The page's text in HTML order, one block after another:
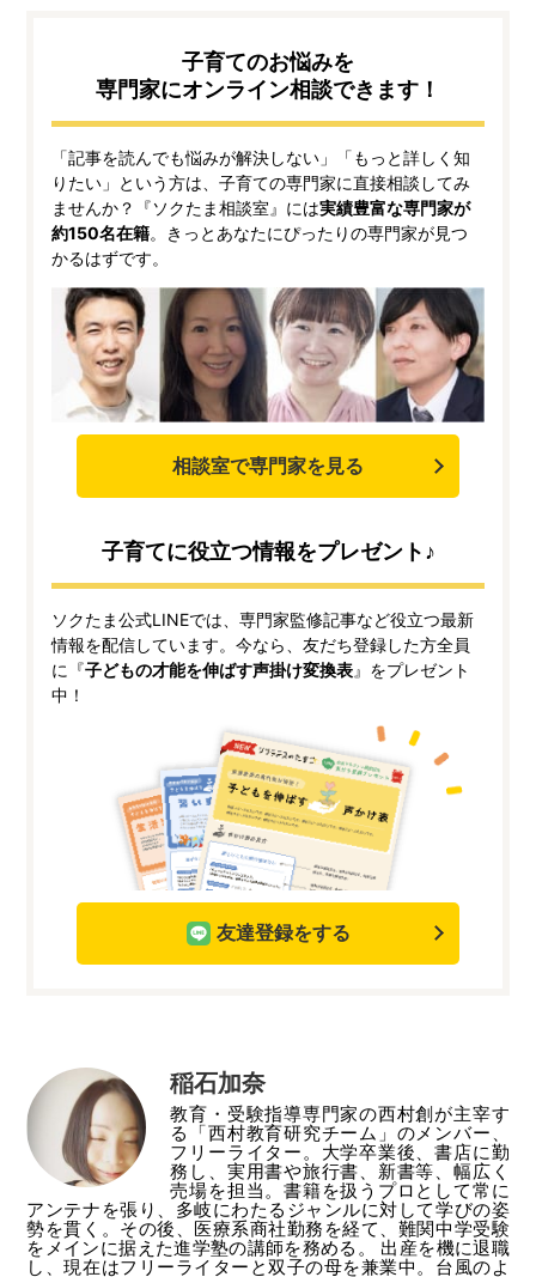
子育てのお悩みを
専門家にオンライン相談できます！
「記事を読んでも悩みが解決しない」「もっと詳しく知
りたい」という方は、子育ての専門家に直接相談してみ
ませんか？『ソクたま相談室』には実績豊富な専門家が
約150名在籍。きっとあなたにぴったりの専門家が見つ
かるはずです。
相談室で専門家を見る
子育てに役立つ情報をプレゼント♪
ソクたま公式LINEでは、専門家監修記事など役立つ最新
情報を配信しています。今なら、友だち登録した方全員
に『子どもの才能を伸ばす声掛け変換表』をプレゼント
中！
友達登録をする
稲石加奈
教育・受験指導専門家の西村創が主宰す
る「西村教育研究チーム」のメンバー、
フリーライター。大学卒業後、書店に勤
務し、実用書や旅行書、新書等、幅広く
売場を担当。書籍を扱うプロとして常に
アンテナを張り、多岐にわたるジャンルに対して学びの姿
勢を貫く。その後、医療系商社勤務を経て、難関中学受験
をメインに据えた進学塾の講師を務める。 出産を機に退職
し、現在はフリーライターと双子の母を兼業中。台風のよ